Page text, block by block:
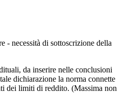
- necessità di sottoscrizione della
da inserire nelle conclusioni
dichiarazione la norma connette
dei limiti di reddito. (Massima non